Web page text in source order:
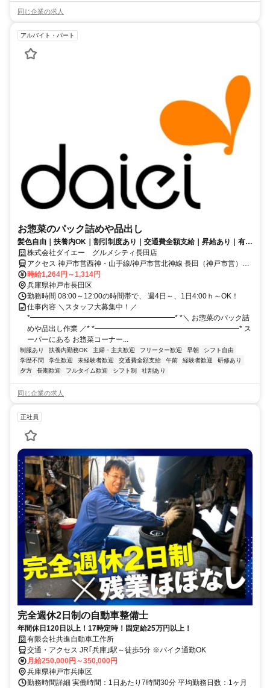
同じ企業の求人
アルバイト・パート
お惣菜のパック詰めや品出し
髪色自由｜扶養内OK｜割引制度あり｜交通費全額支給｜昇給あり｜有給
あり株式会社ダイエー グルメシティ長田店
アクセス 神戸市営西神・山手線/神戸市営北神線 長田（神戸市営）西
出口1徒歩約4分、神戸高速鉄道東西線 高速長田西口2徒歩約5分、神
戸市営西神・山手線/神戸市営北神線 上沢西出口1徒歩約13分
時給1,264円～1,314円
兵庫県神戸市長田区
勤務時間 08:00～12:00の時間帯で、 週4日～、1日4:00ｈ～OK！
仕事内容 ＼スタッフ大募集中！／
*━━━━━━━━━━━━━━━━━━━━* *＼ お惣菜のパック詰
めや品出し作業 ／* *━━━━━━━━━━━━━━━━━━━━* ス
ーパーにある お惣菜コーナー...
制服あり 扶養内勤務OK 主婦・主夫歓迎 フリーター歓迎 早朝
シフト自由
学歴不問
学生歓迎 未経験者歓迎 交通費全額支給 午前 経験者歓迎
研修あり
夕方
長期歓迎 フルタイム歓迎 シフト制 社割あり
同じ企業の求人
正社員
完全週休2日制の自動車整備士
年間休日120日以上！17時定時！固定給25万円以上！
有限会社共進自動車工作所
交通・アクセス JR｢兵庫｣駅～徒歩5分 ※バイク通勤OK
月給250,000円～350,000円
兵庫県神戸市兵庫区
勤務時間詳細 実働時間：1日あたり7時間30分 平均勤務日数：1ヶ月